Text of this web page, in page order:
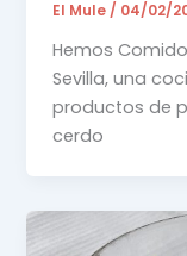
El Mule / 04/02/
Hemos
Sevilla, una
productos de
cerdo